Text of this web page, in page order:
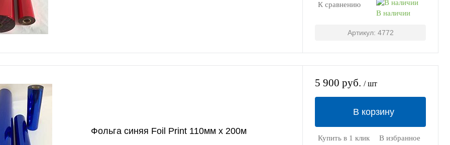
К сравнению
В наличии
Артикул: 4772
Фольга синяя Foil Print 110мм х 200м
5 900 руб. / шт
В корзину
Купить в 1 клик В избранное